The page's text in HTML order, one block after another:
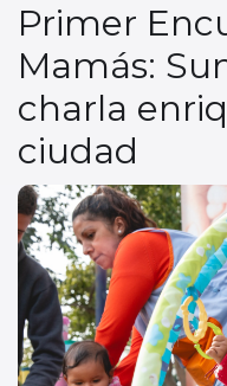
Primer
Mamás:
charla
ciudad